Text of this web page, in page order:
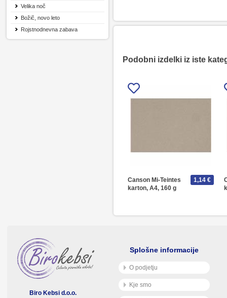
Velika noč
Božič, novo leto
Rojstnodnevna zabava
Podobni izdelki iz iste
Canson Mi-Teintes
karton, A4, 160 g
1,14 €
Biro Kebsi d.o.o.
Splošne informacije
O podjetju
Kje smo